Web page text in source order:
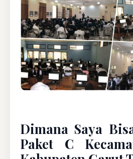
Dimana Saya
Paket C